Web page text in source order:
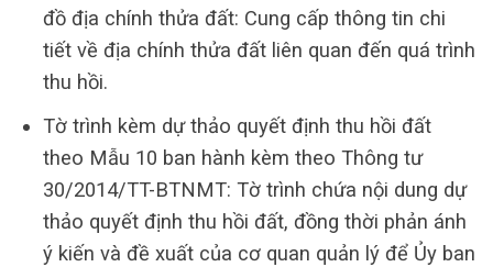
đồ địa chính thửa đất: Cung cấp thông tin chi
tiết về địa chính thửa đất liên quan đến quá trình
thu hồi.
Tờ trình kèm dự thảo quyết định thu hồi đất
theo Mẫu 10 ban hành kèm theo Thông tư
30/2014/TT-BTNMT: Tờ trình chứa nội dung dự
thảo quyết định thu hồi đất, đồng thời phản ánh
ý kiến và đề xuất của cơ quan quản lý để Ủy ban